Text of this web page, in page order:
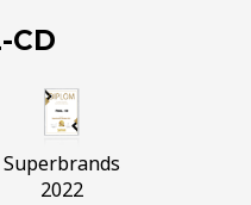
CD
Superbrands
2022